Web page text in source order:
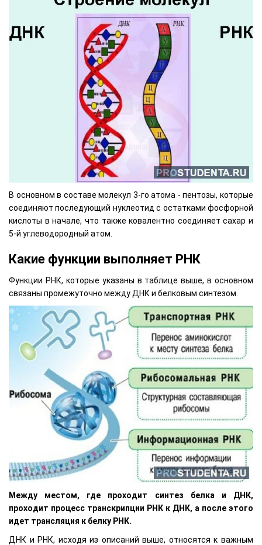
В основном в составе молекул 3-го атома - пентозы, которые
соединяют последующий нуклеотид с остатками фосфорной
кислоты в начале, что также ковалентно соединяет сахар и
5-й углеводородный атом.
Какие функции выполняет РНК
Функции РНК, которые указаны в таблице выше, в основном
связаны промежуточно между ДНК и белковым синтезом.
Между местом, где проходит синтез белка и ДНК,
проходит процесс транскрипции РНК к ДНК, а после этого
идет трансляция к белку РНК.
ДНК и РНК, исходя из описаний выше, относятся к важным